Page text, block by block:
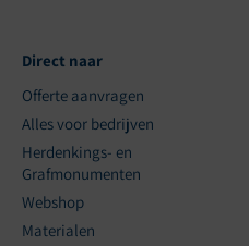
Direct naar
Offerte aanvragen
Alles voor bedrijven
Herdenkings- en
Grafmonumenten
Webshop
Materialen